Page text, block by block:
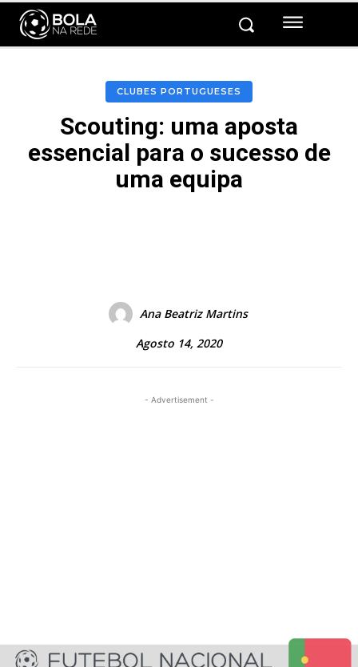
CLUBES PORTUGUESES
Scouting: uma aposta
essencial para o sucesso de
uma equipa
Ana Beatriz Martins
Agosto 14, 2020
- Advertisement -